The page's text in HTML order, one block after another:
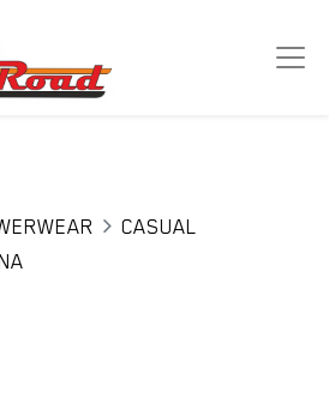
CASUAL